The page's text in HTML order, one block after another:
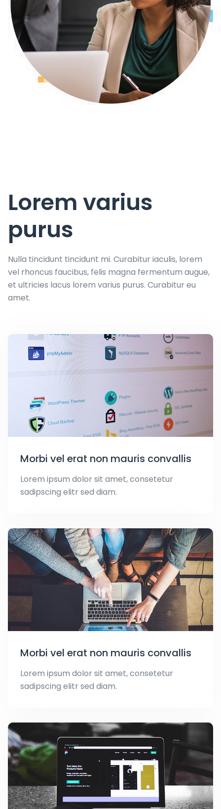
Lorem varius
purus
Nulla tincidunt tincidunt mi. Curabitur iaculis, lorem
vel rhoncus faucibus, felis magna fermentum augue,
et ultricies lacus lorem varius purus. Curabitur eu
amet.
Morbi vel erat non mauris convallis
Lorem ipsum dolor sit amet, consetetur
sadipscing elitr sed diam.
Morbi vel erat non mauris convallis
Lorem ipsum dolor sit amet, consetetur
sadipscing elitr sed diam.